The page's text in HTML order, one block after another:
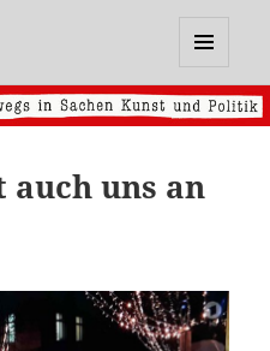
UND
WIDGETS
uns an